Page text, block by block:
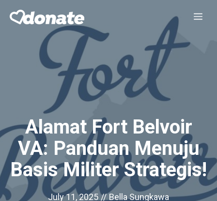
Alamat Fort Belvoir
VA: Panduan Menuju
Basis Militer Strategis!
July 11, 2025 // Bella Sungkawa